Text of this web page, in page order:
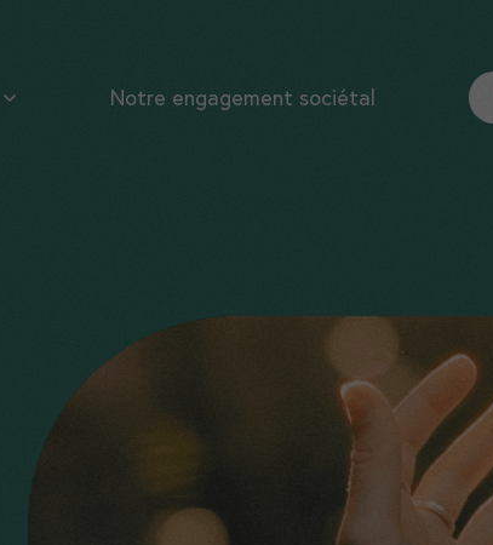
Notre engagement sociétal